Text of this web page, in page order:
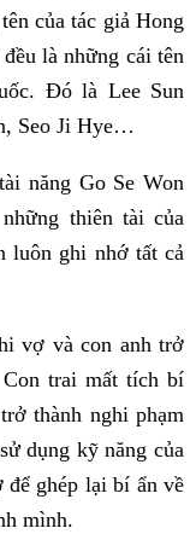
của tác giả Hong
là những cái tên
Đó là Lee Sun
Seo Ji Hye…
năng Go Se Won
thiên tài của
luôn ghi nhớ tất cả
vợ và con anh trở
trai mất tích bí
thành nghi phạm
dụng kỹ năng của
ghép lại bí ẩn về
mình.